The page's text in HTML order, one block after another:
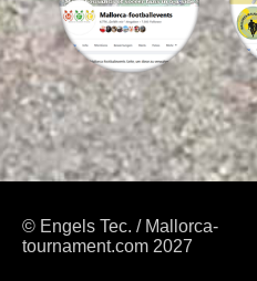
© Engels Tec. / Mallorca-
tournament.com 2027